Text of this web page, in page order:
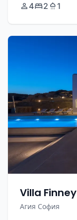
4 2 1
Villa Finney
Агия София